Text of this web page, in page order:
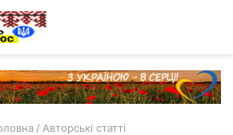
/ Авторські статті